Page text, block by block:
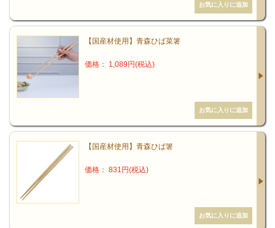
上の写真は院内感染する「耐性菌MRSA」に対するヒバ油の抗菌試
ヒバ油の抗菌作用の主成分であるヒノキチオールにおいて、きわめ
て低濃度で発育阻止します。
ヒバ油、ヒノキチオールはその抗菌力とともに種々の効果が研究さ
【国産材使用】青森ひば菜箸
価格： 1,089円(税込)
【国産材使用】青森ひば箸
価格： 831円(税込)